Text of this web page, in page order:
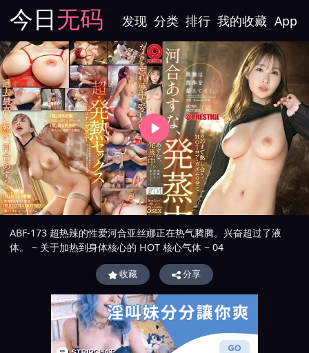
今日无码 发现 分类 排行 我的收藏 App
ABF-173 超热辣的性爱河合亚丝娜正在热气腾腾。兴奋超过了液
体。 ~ 关于加热到身体核心的 HOT 核心气体 ~ 04
收藏 分享